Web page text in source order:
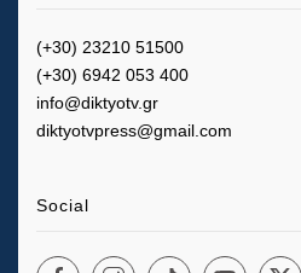
(+30) 23210 51500
(+30) 6942 053 400
info@diktyotv.gr
diktyotvpress@gmail.com
Social